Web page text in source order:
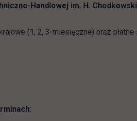
Handlowej im. H.
(1, 2, 3-miesięczne) oraz płatne